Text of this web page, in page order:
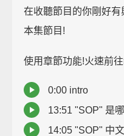
在收聽節目的你剛好
本集節目!
使用章節功能!火速前
0:00 intro
13:51 "SOP" 是
14:05 "SOP" 中